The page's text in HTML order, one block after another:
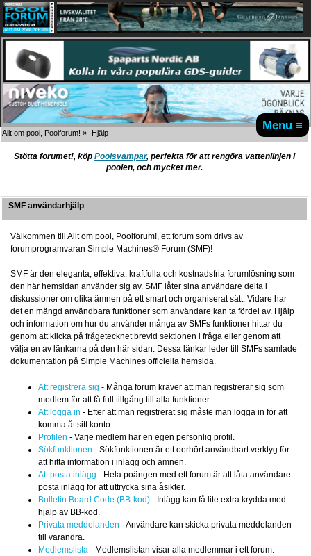
Menu ≡
Allt om pool, Poolforum! » Hjälp
Stötta forumet!, köp Poolsvampar, perfekta för att rengöra vattenlinjen i
poolen, och mycket mer.
SMF användarhjälp
Välkommen till Allt om pool, Poolforum!, ett forum som drivs av
forumprogramvaran Simple Machines® Forum (SMF)!
SMF är den eleganta, effektiva, kraftfulla och kostnadsfria forumlösning som
den här hemsidan använder sig av. SMF låter sina användare delta i
diskussioner om olika ämnen på ett smart och organiserat sätt. Vidare har
det en mängd användbara funktioner som användare kan ta fördel av. Hjälp
och information om hur du använder många av SMFs funktioner hittar du
genom att klicka på frågetecknet brevid sektionen i fråga eller genom att
välja en av länkarna på den här sidan. Dessa länkar leder till SMFs samlade
dokumentation på Simple Machines officiella hemsida.
Att registrera sig - Många forum kräver att man registrerar sig som
medlem för att få full tillgång till alla funktioner.
Att logga in - Efter att man registrerat sig måste man logga in för att
komma åt sitt konto.
Profilen - Varje medlem har en egen personlig profil.
Sökfunktionen - Sökfunktionen är ett oerhört användbart verktyg för
att hitta information i inlägg och ämnen.
Att posta inlägg - Hela poängen med ett forum är att låta användare
posta inlägg för att uttrycka sina åsikter.
Bulletin Board Code (BB-kod) - Inlägg kan få lite extra krydda med
hjälp av BB-kod.
Privata meddelanden - Användare kan skicka privata meddelanden
till varandra.
Medlemslista - Medlemslistan visar alla medlemmar i ett forum.